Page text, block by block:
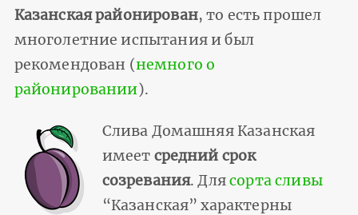
Казанская районирован, то есть прошел
многолетние испытания и был
рекомендован (немного о
районировании).
Слива Домашняя Казанская
имеет средний срок
созревания. Длясорта сливы
“Казанская” характерны